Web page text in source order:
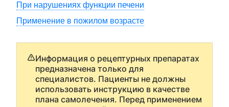
При нарушениях функции печени
Применение в пожилом возрасте
Информация о рецептурных препаратах
предназначена только для
специалистов. Пациенты не должны
использовать инструкцию в качестве
плана самолечения. Перед применением